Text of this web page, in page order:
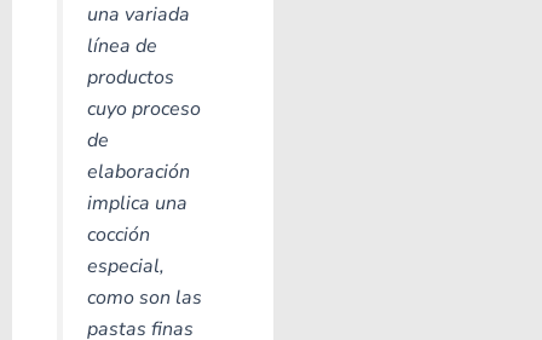
una variada
línea de
productos
cuyo proceso
de
elaboración
implica una
cocción
especial,
como son las
pastas finas